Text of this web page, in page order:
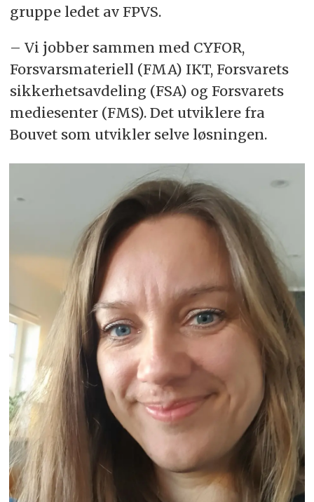
gruppe ledet av FPVS.
– Vi jobber sammen med CYFOR,
Forsvarsmateriell (FMA) IKT, Forsvarets
sikkerhetsavdeling (FSA) og Forsvarets
mediesenter (FMS). Det utviklere fra
Bouvet som utvikler selve løsningen.